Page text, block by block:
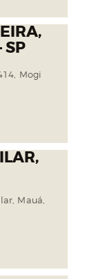
SP
Mogi
Mauá,